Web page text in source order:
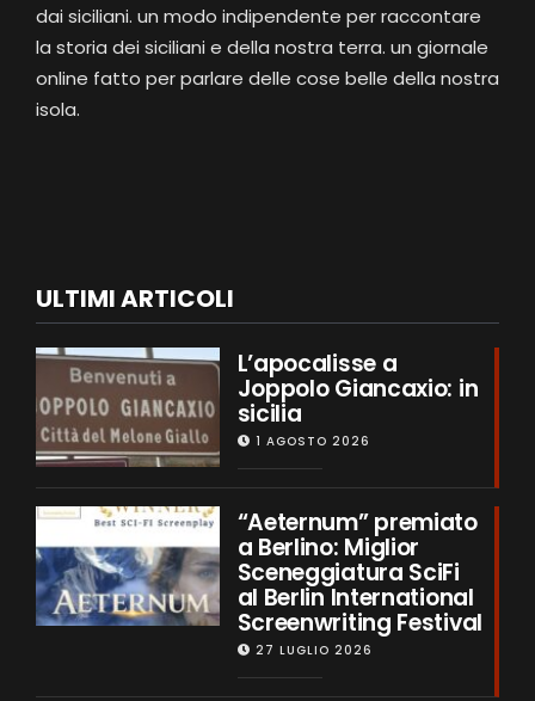
dai siciliani. un modo indipendente per raccontare
la storia dei siciliani e della nostra terra. un giornale
online fatto per parlare delle cose belle della nostra
isola.
ULTIMI ARTICOLI
L’apocalisse a
Joppolo Giancaxio: in
sicilia
1 AGOSTO 2026
“Aeternum” premiato
a Berlino: Miglior
Sceneggiatura SciFi
al Berlin International
Screenwriting Festival
27 LUGLIO 2026